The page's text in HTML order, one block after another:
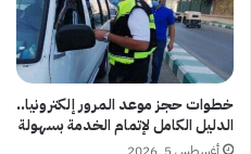
خطوات حجز موعد المرور إلكترونيا..
الدليل الكامل لإتمام الخدمة بسهولة